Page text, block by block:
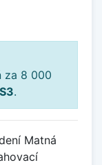
za 8 000
.
Matná